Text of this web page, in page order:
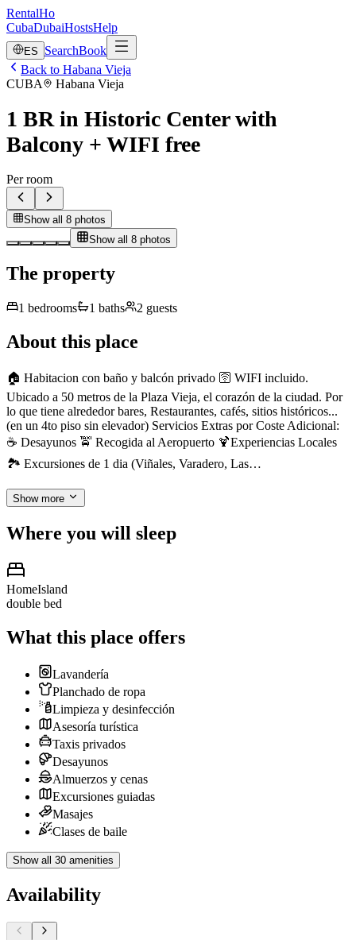
RentalHo
CubaDubaiHostsHelp
ES SearchBook
Back to Habana Vieja
CUBA
Habana Vieja
1 BR in Historic Center with
Balcony + WIFI free
Per room
Show all 8 photos
Show all 8 photos
The property
1 bedrooms 1 baths 2 guests
About this place
🏠 Habitacion con baño y balcón privado 🛜 WIFI incluido.
Ubicado a 50 metros de la Plaza Vieja, el corazón de la ciudad. Por
lo que tiene alrededor bares, Restaurantes, cafés, sitios históricos...
(en un 4to piso sin elevador) Servicios Extras por Coste Adicional:
☕️ Desayunos 🚖 Recogida al Aeropuerto 🍹Experiencias Locales
🏞 Excursiones de 1 dia (Viñales, Varadero, Las…
Show more
Where you will sleep
HomeIsland
double bed
What this place offers
Lavandería
Planchado de ropa
Limpieza y desinfección
Asesoría turística
Taxis privados
Desayunos
Almuerzos y cenas
Excursiones guiadas
Masajes
Clases de baile
Show all 30 amenities
Availability